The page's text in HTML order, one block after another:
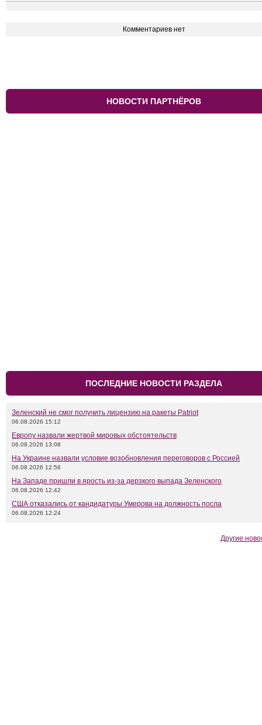
Комментариев нет
НОВОСТИ ПАРТНЁРОВ
ПОСЛЕДНИЕ НОВОСТИ РАЗДЕЛА
Зеленский не смог получить лицензию на ракеты Patriot
06.08.2026 15:12
Европу назвали жертвой мировых обстоятельств
06.08.2026 13:08
На Украине назвали условие возобновления переговоров с Россией
06.08.2026 12:56
На Западе пришли в ярость из-за дерзкого выпада Зеленского
06.08.2026 12:42
США отказались от кандидатуры Умерова на должность посла
06.08.2026 12:24
Другие